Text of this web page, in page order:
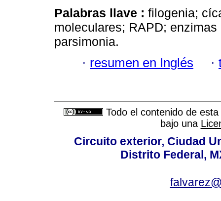
Palabras llave : filogenia;
moleculares; RAPD;
parsimonia.
· resumen en Inglés ·
Todo el contenido de
bajo una
Circuito exterior, Ciudad
Distrito Federal,